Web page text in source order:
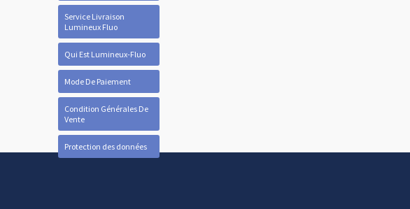
Service Livraison
Lumineux Fluo
Qui Est Lumineux-Fluo
Mode De Paiement
Condition Générales De
Vente
Protection des données